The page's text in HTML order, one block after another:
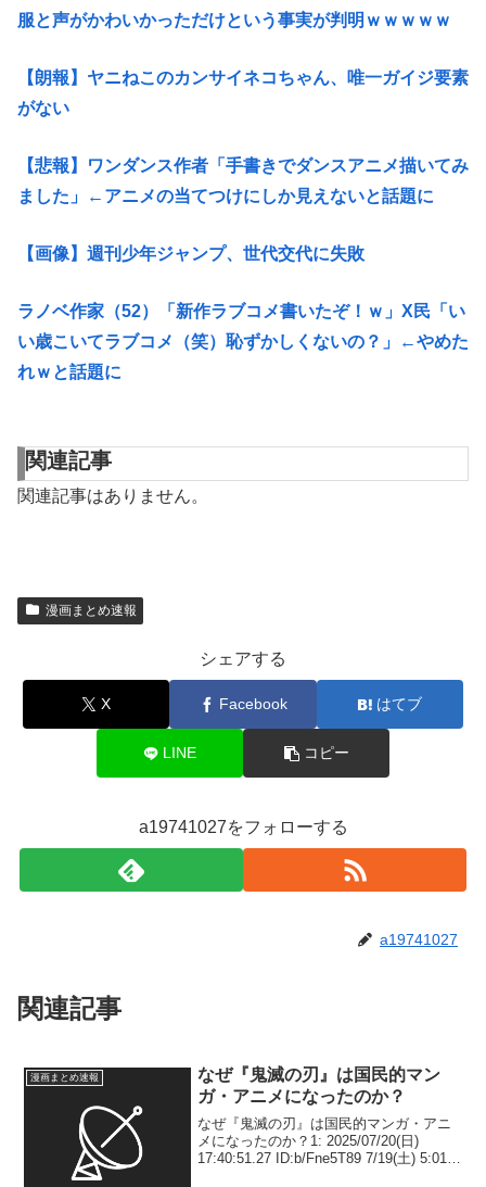
服と声がかわいかっただけという事実が判明ｗｗｗｗｗ
【朗報】ヤニねこのカンサイネコちゃん、唯一ガイジ要素
がない
【悲報】ワンダンス作者「手書きでダンスアニメ描いてみ
ました」←アニメの当てつけにしか見えないと話題に
【画像】週刊少年ジャンプ、世代交代に失敗
ラノベ作家（52）「新作ラブコメ書いたぞ！ｗ」X民「い
い歳こいてラブコメ（笑）恥ずかしくないの？」←やめた
れｗと話題に
関連記事
関連記事はありません。
漫画まとめ速報
シェアする
X Facebook はてブ
LINE コピー
a19741027をフォローする
a19741027
関連記事
漫画まとめ速報
なぜ『鬼滅の刃』は国民的マン
ガ・アニメになったのか？
なぜ『鬼滅の刃』は国民的マンガ・アニ
メになったのか？1: 2025/07/20(日)
17:40:51.27 ID:b/Fne5T89 7/19(土) 5:01